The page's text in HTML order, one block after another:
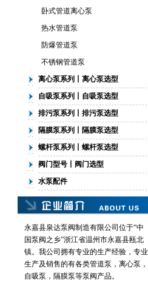
卧式管道离心泵
热水管道泵
防爆管道泵
不锈钢管道泵
离心泵系列丨离心泵选型
自吸泵系列丨自吸泵选型
排污泵系列丨排污泵选型
隔膜泵系列丨隔膜泵选型
螺杆泵系列丨螺杆泵选型
阀门型号丨阀门选型
水泵配件
永嘉县泉达泵阀制造有限公司位于“中
国泵阀之乡”浙江省温州市永嘉县瓯北
镇。我公司拥有专业的生产经验，专业
生产及销售的有各类管道泵 ，离心泵，
自吸泵，隔膜泵等泵阀产品。